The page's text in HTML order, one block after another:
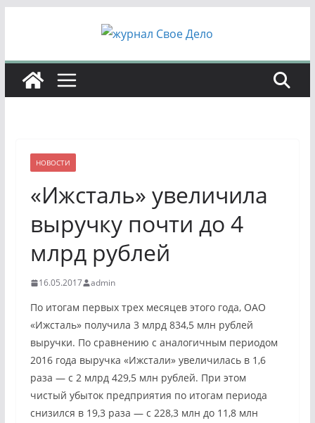
НОВОСТИ
«Ижсталь» увеличила
выручку почти до 4
млрд рублей
16.05.2017 admin
По итогам первых трех месяцев этого года, ОАО
«Ижсталь» получила 3 млрд 834,5 млн рублей
выручки. По сравнению с аналогичным периодом
2016 года выручка «Ижстали» увеличилась в 1,6
раза — с 2 млрд 429,5 млн рублей. При этом
чистый убыток предприятия по итогам периода
снизился в 19,3 раза — с 228,3 млн до 11,8 млн